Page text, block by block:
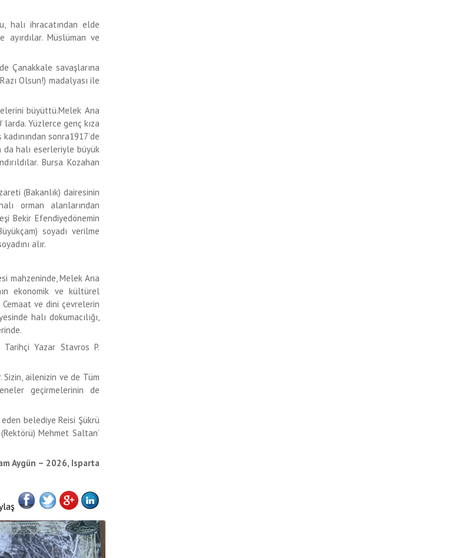
halı ihracatından elde
Müslüman ve
Çanakkale savaşlarına
Olsun!) madalyası ile
büyüttü.Melek Ana
larda. Yüzlerce genç kıza
sonra1917’de
da halı eserleriyle büyük
Bursa Kozahan
(Bakanlık) dairesinin
orman alanlarından
Bekir Efendiyedönemin
soyadı verilme
alır.
mahzeninde, Melek Ana
ekonomik ve kültürel
Cemaat ve dini çevrelerin
halı dokumacılığı,
Tarihçi Yazar Stavros P.
Sizin, ailenizin ve de Tüm
geçirmelerinin de
belediye Reisi Şükrü
Mehmet Saltan’
Aygün – 2026, Isparta